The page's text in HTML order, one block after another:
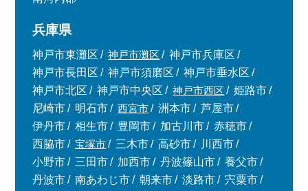
兵庫県
神戸市東灘区 神戸市灘区
神戸市兵庫区
神戸市長田区
神戸市須磨区
神戸市垂水区
神戸市北区
神戸市中央区 神戸市西区
姫路市
尼崎市
明石市 西宮市 洲本市
芦屋市
伊丹市
相生市 豊岡市 加古川市
赤穂市
西脇市
宝塚市 三木市 高砂市
川西市
小野市
三田市 加西市 丹波篠山市
養父市
丹波市
南あわじ市 朝来市 淡路市
宍粟市